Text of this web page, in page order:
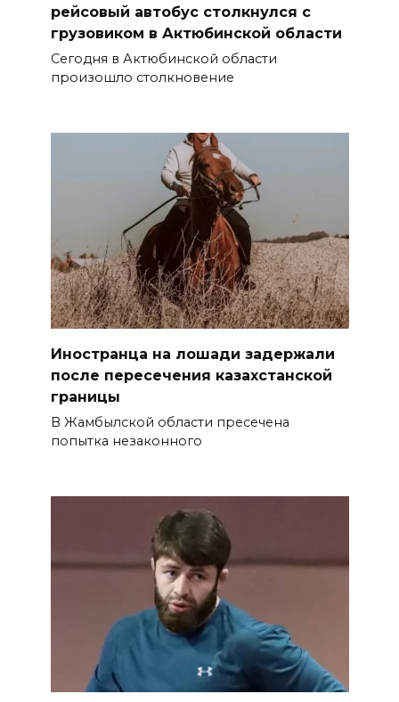
рейсовый автобус столкнулся с
грузовиком в Актюбинской области
Сегодня в Актюбинской области
произошло столкновение
Иностранца на лошади задержали
после пересечения казахстанской
границы
В Жамбылской области пресечена
попытка незаконного